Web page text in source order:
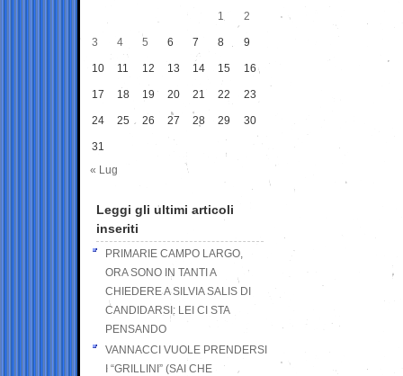
1
2
3 4 5 6 7 8 9
10 11 12 13 14 15 16
17 18 19 20 21 22 23
24 25 26 27 28 29 30
31
« Lug
Leggi gli ultimi articoli
inseriti
PRIMARIE CAMPO LARGO,
ORA SONO IN TANTI A
CHIEDERE A SILVIA SALIS DI
CANDIDARSI: LEI CI STA
PENSANDO
VANNACCI VUOLE PRENDERSI
I “GRILLINI” (SAI CHE